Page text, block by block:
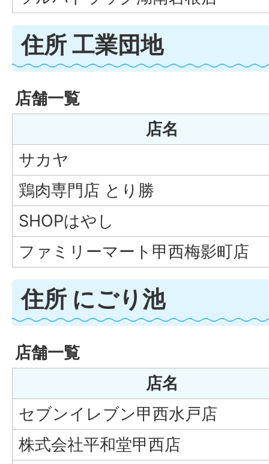
住所 工業団地
店舗一覧
店名
サカヤ
鶏肉専門店 とり勝
SHOPはやし
ファミリーマート甲西梅影町店
住所 にごり池
店舗一覧
店名
セブンイレブン甲西水戸店
株式会社平和堂甲西店